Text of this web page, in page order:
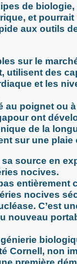
de
et
aux outils
sur le
utilisent des
et les
au poignet ou
ont
de la
sur une plaie
sa source en
nocives.
entièrement
nocives
C’est
nouveau
Cornell, non